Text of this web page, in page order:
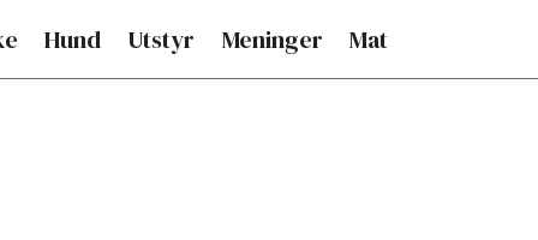
Hund Utstyr Meninger Mat